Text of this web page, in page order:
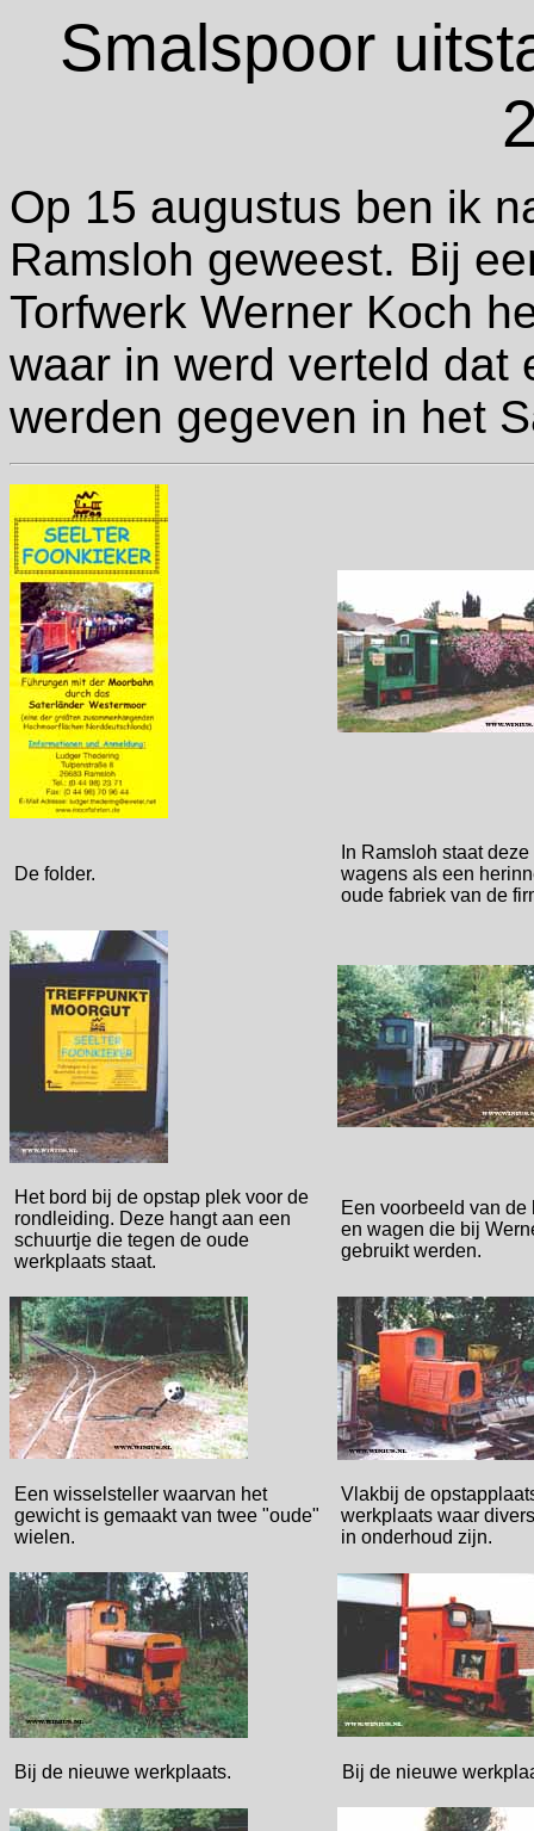
Smalspoor
Op 15 augustus ben ik
Ramsloh geweest. Bij
Torfwerk Werner Koch
waar in werd verteld dat
werden gegeven in het
De folder.
In Ramsloh staat
wagens als een
oude fabriek van de
Het bord bij de opstap plek voor de
rondleiding. Deze hangt aan een
schuurtje die tegen de oude
werkplaats staat.
Een voorbeeld van de
en wagen die bij
gebruikt werden.
Een wisselsteller waarvan het
gewicht is gemaakt van twee "oude"
wielen.
Vlakbij de
werkplaats waar
in onderhoud zijn.
Bij de nieuwe werkplaats. Bij de nieuwe